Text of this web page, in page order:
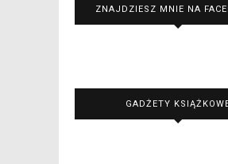
ZNAJDZIESZ MNIE NA
GADŻETY